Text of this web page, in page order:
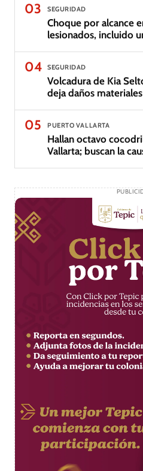
03 SEGURIDAD
Choque por alcance
lesionados, incluido
04 SEGURIDAD
Volcadura de Kia
deja daños
05 PUERTO VALLARTA
Hallan octavo
Vallarta; buscan la